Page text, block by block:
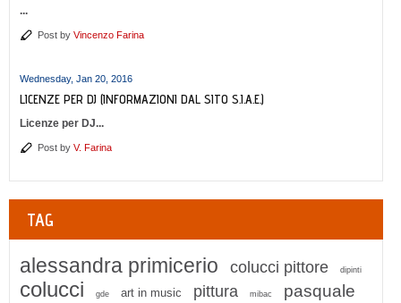
...
Post by Vincenzo Farina
Wednesday, Jan 20, 2016
LICENZE PER DJ (INFORMAZIONI DAL SITO S.I.A.E.)
Licenze per DJ...
Post by V. Farina
TAG
alessandra primicerio colucci pittore dipinti
colucci gde art in music pittura mibac
pasquale